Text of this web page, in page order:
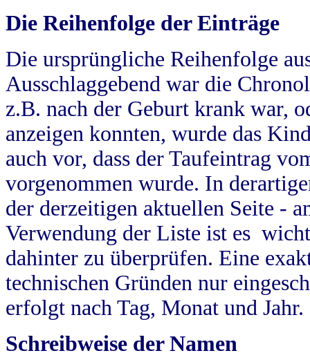
Die Reihenfolge der Einträge
Die ursprüngliche Reihenfolge
Ausschlaggebend war die
z.B. nach der Geburt krank war,
anzeigen konnten, wurde das
auch vor, dass der Taufeintrag
vorgenommen wurde. In
der derzeitigen aktuellen Seite -
Verwendung der Liste ist es
dahinter zu überprüfen. Eine
technischen Gründen nur
erfolgt nach Tag, Monat und Jahr.
Schreibweise der Namen